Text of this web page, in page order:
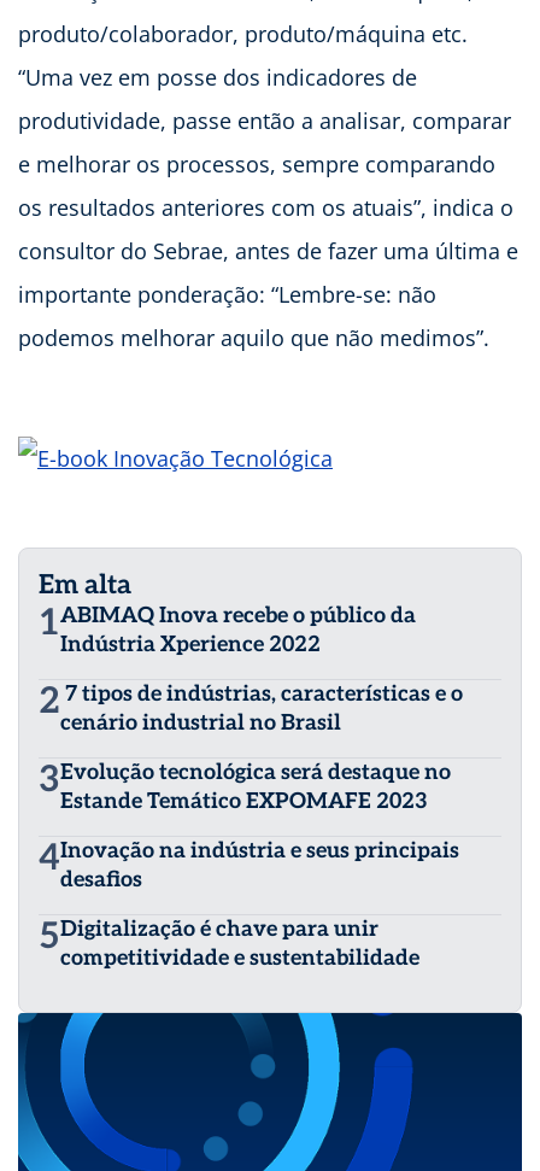
produto/colaborador, produto/máquina etc.
“Uma vez em posse dos indicadores de
produtividade, passe então a analisar, comparar
e melhorar os processos, sempre comparando
os resultados anteriores com os atuais”, indica o
consultor do Sebrae, antes de fazer uma última e
importante ponderação: “Lembre-se: não
podemos melhorar aquilo que não medimos”.
Em alta
1ABIMAQ Inova recebe o público da
Indústria Xperience 2022
2 7 tipos de indústrias, características e o
cenário industrial no Brasil
3Evolução tecnológica será destaque no
Estande Temático EXPOMAFE 2023
4Inovação na indústria e seus principais
desafios
5Digitalização é chave para unir
competitividade e sustentabilidade